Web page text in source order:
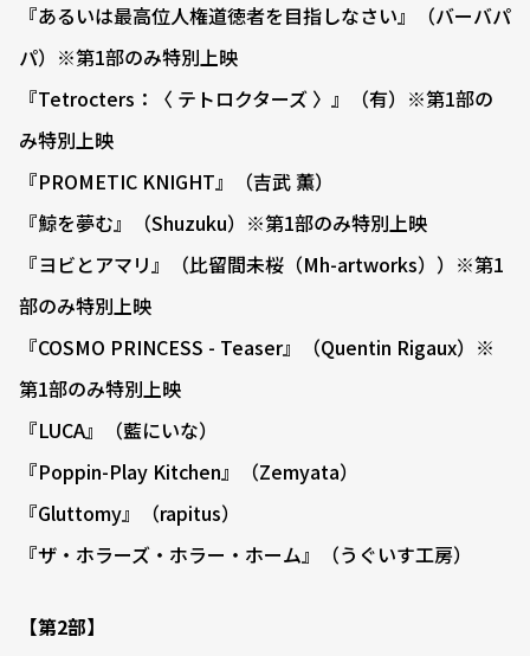
『あるいは最高位人権道徳者を目指しなさい』（バーバパ
パ）※第1部のみ特別上映
『Tetrocters：〈 テトロクターズ 〉』（有）※第1部の
み特別上映
『PROMETIC KNIGHT』（吉武 薫）
『鯨を夢む』（Shuzuku）※第1部のみ特別上映
『ヨビとアマリ』（比留間未桜（Mh-artworks））※第1
部のみ特別上映
『COSMO PRINCESS - Teaser』（Quentin Rigaux）※
第1部のみ特別上映
『LUCA』（藍にいな）
『Poppin-Play Kitchen』（Zemyata）
『Gluttomy』（rapitus）
『ザ・ホラーズ・ホラー・ホーム』（うぐいす工房）
【第2部】